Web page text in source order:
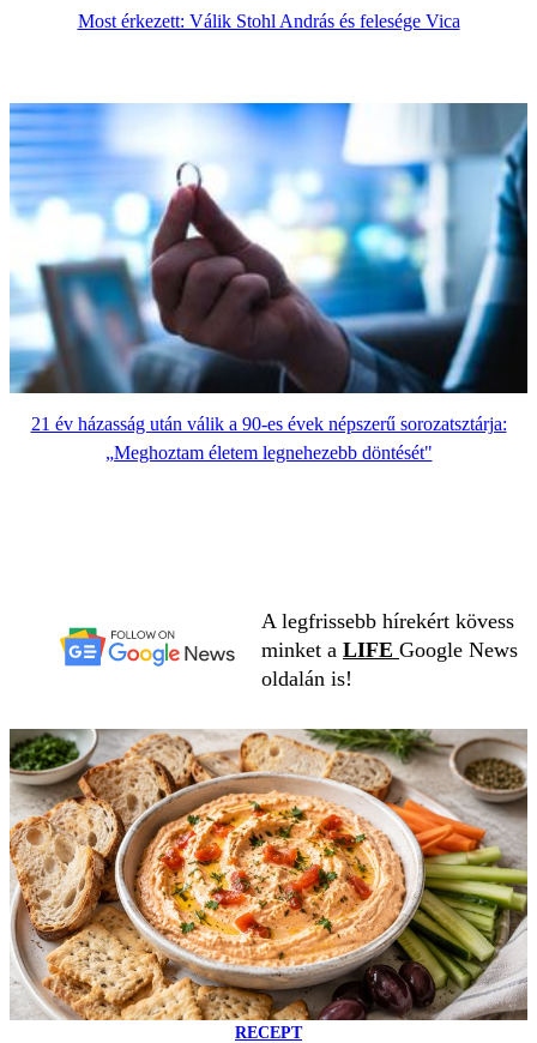
Most érkezett: Válik Stohl András és felesége Vica
21 év házasság után válik a 90-es évek népszerű sorozatsztárja:
„Meghoztam életem legnehezebb döntését"
A legfrissebb hírekért kövess
minket a LIFE Google News
oldalán is!
RECEPT